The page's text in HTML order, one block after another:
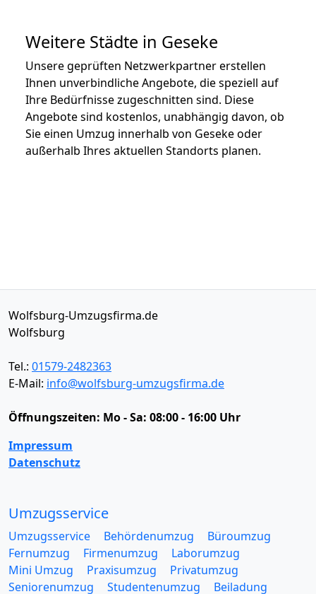
Weitere Städte in Geseke
Unsere geprüften Netzwerkpartner erstellen
Ihnen unverbindliche Angebote, die speziell auf
Ihre Bedürfnisse zugeschnitten sind. Diese
Angebote sind kostenlos, unabhängig davon, ob
Sie einen Umzug innerhalb von Geseke oder
außerhalb Ihres aktuellen Standorts planen.
Wolfsburg-Umzugsfirma.de
Wolfsburg
Tel.: 01579-2482363
E-Mail: info@wolfsburg-umzugsfirma.de
Öffnungszeiten: Mo - Sa: 08:00 - 16:00 Uhr
Impressum
Datenschutz
Umzugsservice
Umzugsservice Behördenumzug
Büroumzug
Fernumzug
Firmenumzug
Laborumzug
Mini Umzug
Praxisumzug
Privatumzug
Seniorenumzug
Studentenumzug
Beiladung